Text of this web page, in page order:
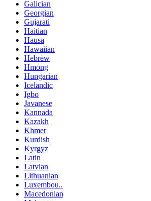
Galician
Georgian
Gujarati
Haitian
Hausa
Hawaiian
Hebrew
Hmong
Hungarian
Icelandic
Igbo
Javanese
Kannada
Kazakh
Khmer
Kurdish
Kyrgyz
Latin
Latvian
Lithuanian
Luxembou..
Macedonian